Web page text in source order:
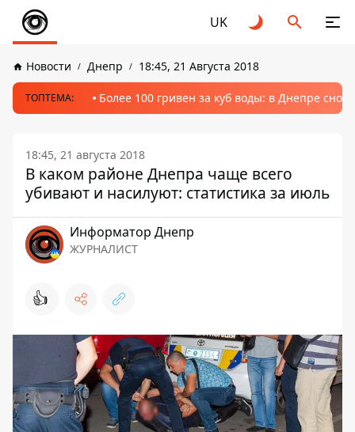
UK
Новости Днепр 18:45, 21 Августа 2018
ТОПТЕМА: Более 100 гривен за куб воды: в Днепре
18:45, 21 августа 2018
В каком районе Днепра чаще всего
убивают и насилуют: статистика за июль
Информатор Днепр
ЖУРНАЛИСТ
👍